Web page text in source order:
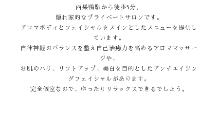
西巣鴨駅から徒歩5分。
隠れ家的なプライベートサロンです。
アロマボディとフェイシャルをメインとしたメニューを提供し
ています。
自律神経のバランスを整え自己治癒力を高めるアロママッサー
ジや、
お肌のハリ、リフトアップ、美白を目的としたアンチエイジン
グフェイシャルがあります。
完全個室なので、ゆったりリラックスできるでしょう。